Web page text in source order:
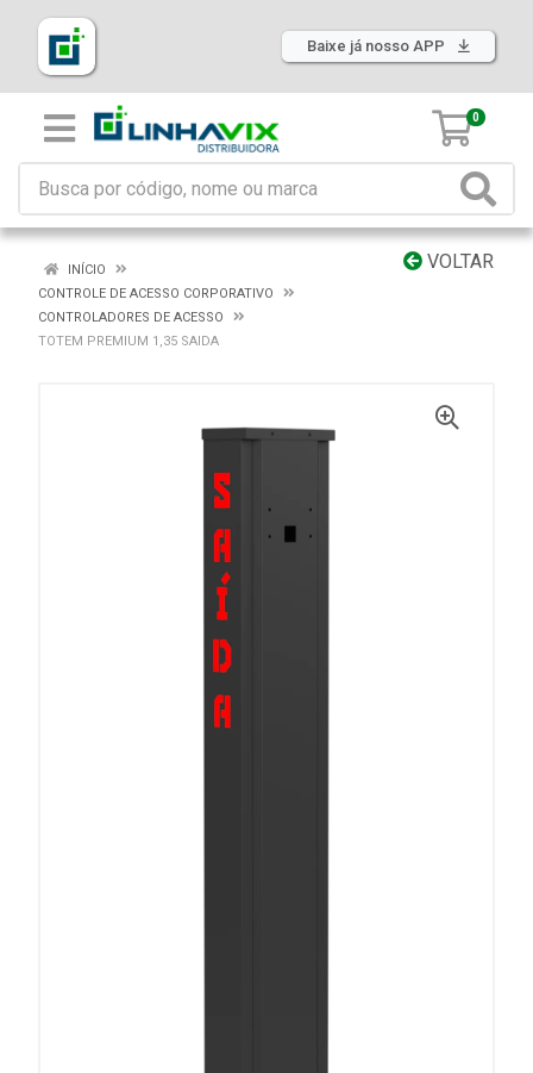
Baixe já nosso APP
0
VOLTAR
INÍCIO
CONTROLE DE ACESSO CORPORATIVO
CONTROLADORES DE ACESSO
TOTEM PREMIUM 1,35 SAIDA